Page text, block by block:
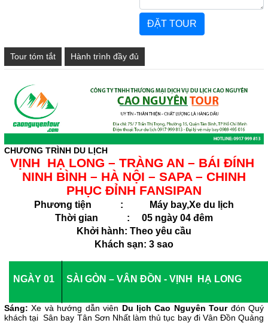
Tour tóm tắt Hành trình đầy đủ
CHƯƠNG TRÌNH DU LỊCH
VỊNH HẠ LONG – TRÀNG AN – BÁI ĐÍNH
NINH BÌNH – HÀ NỘI – SAPA – CHINH
PHỤC ĐỈNH FANSIPAN
Phương tiện : Máy bay,Xe du lịch
Thời gian : 05 ngày 04 đêm
Khởi hành: Theo yêu cầu
Khách sạn: 3 sao
NGÀY 01 SÀI GÒN – VÂN ĐỒN - VỊNH HẠ LONG
Sáng: Xe và hướng dẫn viên Du lịch Cao Nguyên Tourđón Quý
khách tại Sân bay Tân Sơn Nhất làm thủ tục bay đi Vân Đồn Quảng